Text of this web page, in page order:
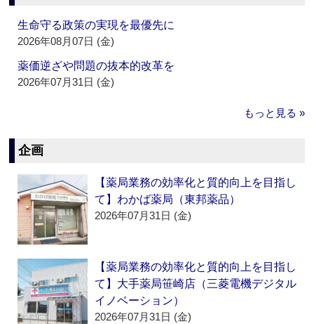
生命守る政策の実現を最優先に
2026年08月07日 (金)
薬価逆ざや問題の抜本的改革を
2026年07月31日 (金)
もっと見る »
企画
【薬局業務の効率化と質的向上を目指し
て】わかば薬局（東邦薬品）
2026年07月31日 (金)
【薬局業務の効率化と質的向上を目指し
て】大手薬局笹崎店（三菱電機デジタル
イノベーション）
2026年07月31日 (金)